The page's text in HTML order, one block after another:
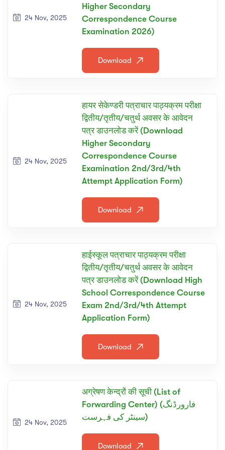
24 Nov, 2025
Higher Secondary
Correspondence Course
Examination 2026)
Download
24 Nov, 2025
हायर सेकेण्डरी पत्राचार पाठ्यक्रम परीक्षा
द्वितीय/तृतीय/चतुर्थ अवसर के आवेदन
पत्र डाउनलोड करें (Download
Higher Secondary
Correspondence Course
Examination 2nd/3rd/4th
Attempt Application Form)
Download
24 Nov, 2025
हाईस्कूल पत्राचार पाठ्यक्रम परीक्षा
द्वितीय/तृतीय/चतुर्थ अवसर के आवेदन
पत्र डाउनलोड करें (Download High
School Correspondence Course
Exam 2nd/3rd/4th Attempt
Application Form)
Download
24 Nov, 2025
अग्रेषण केन्द्रों की सूची (List of
Forwarding Center) (فارورڈنگ
سینٹر کی فہرست)
Download